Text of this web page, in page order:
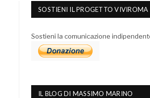
SOSTIENI IL PROGETTO VIVIROMA
Sostieni la comunicazione
IL BLOG DI MASSIMO MARINO